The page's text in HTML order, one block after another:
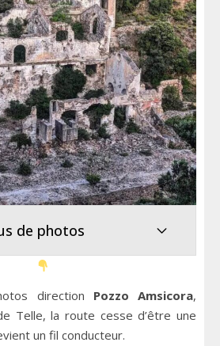
de photos
direction Pozzo Amsicora,
Telle, la route cesse d’être une
un fil conducteur.